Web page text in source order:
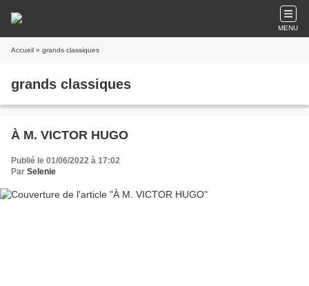
MENU
Accueil » grands classiques
grands classiques
À M. VICTOR HUGO
Publié le 01/06/2022 à 17:02
Par Selenie